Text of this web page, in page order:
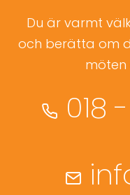
Du är varmt
och berätta om
möten
018